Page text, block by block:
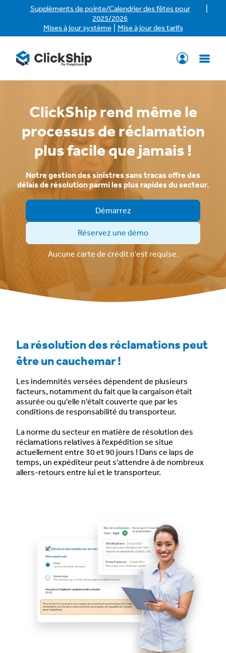
Suppléments de pointe/Calendrier des fêtes pour
2025/2026
Mises à jour système Mise à jour des tarifs
ClickShip rend même le
processus de réclamation
plus facile que jamais !
Notre gestion des sinistres sans tracas offre des
délais de résolution parmi les plus rapides du secteur.
Démarrez
Réservez une démo
Aucune carte de crédit n'est requise.
La résolution des réclamations peut
être un cauchemar !
Les indemnités versées dépendent de plusieurs
facteurs, notamment du fait que la cargaison était
assurée ou qu'elle n'était couverte que par les
conditions de responsabilité du transporteur.
La norme du secteur en matière de résolution des
réclamations relatives à l'expédition se situe
actuellement entre 30 et 90 jours ! Dans ce laps de
temps, un expéditeur peut s'attendre à de nombreux
allers-retours entre lui et le transporteur.